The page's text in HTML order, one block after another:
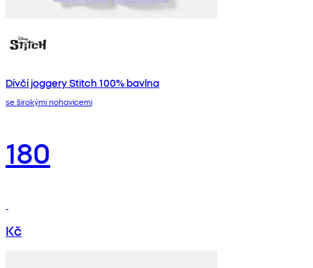
Dívčí joggery Stitch 100% bavlna
se širokými nohavicemi
180
Kč